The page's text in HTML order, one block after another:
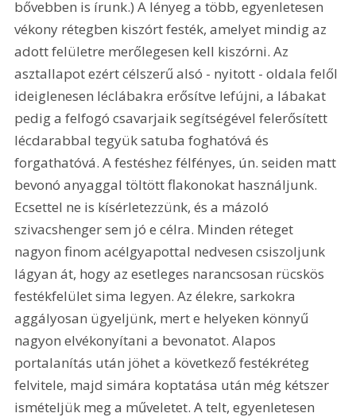
bővebben is írunk.) A lényeg a több, egyenletesen
vékony rétegben kiszórt festék, amelyet mindig az
adott felületre merőlegesen kell kiszórni. Az
asztallapot ezért célszerű alsó - nyitott - oldala felől
ideiglenesen léclábakra erősítve lefújni, a lábakat
pedig a felfogó csavarjaik segítségével felerősített
lécdarabbal tegyük satuba foghatóvá és
forgathatóvá. A festéshez félfényes, ún. seiden matt
bevonó anyaggal töltött flakonokat használjunk.
Ecsettel ne is kísérletezzünk, és a mázoló
szivacshenger sem jó e célra. Minden réteget
nagyon finom acélgyapottal nedvesen csiszoljunk
lágyan át, hogy az esetleges narancsosan rücskös
festékfelület sima legyen. Az élekre, sarkokra
aggályosan ügyeljünk, mert e helyeken könnyű
nagyon elvékonyítani a bevonatot. Alapos
portalanítás után jöhet a következő festékréteg
felvitele, majd simára koptatása után még kétszer
ismételjük meg a műveletet. A telt, egyenletesen